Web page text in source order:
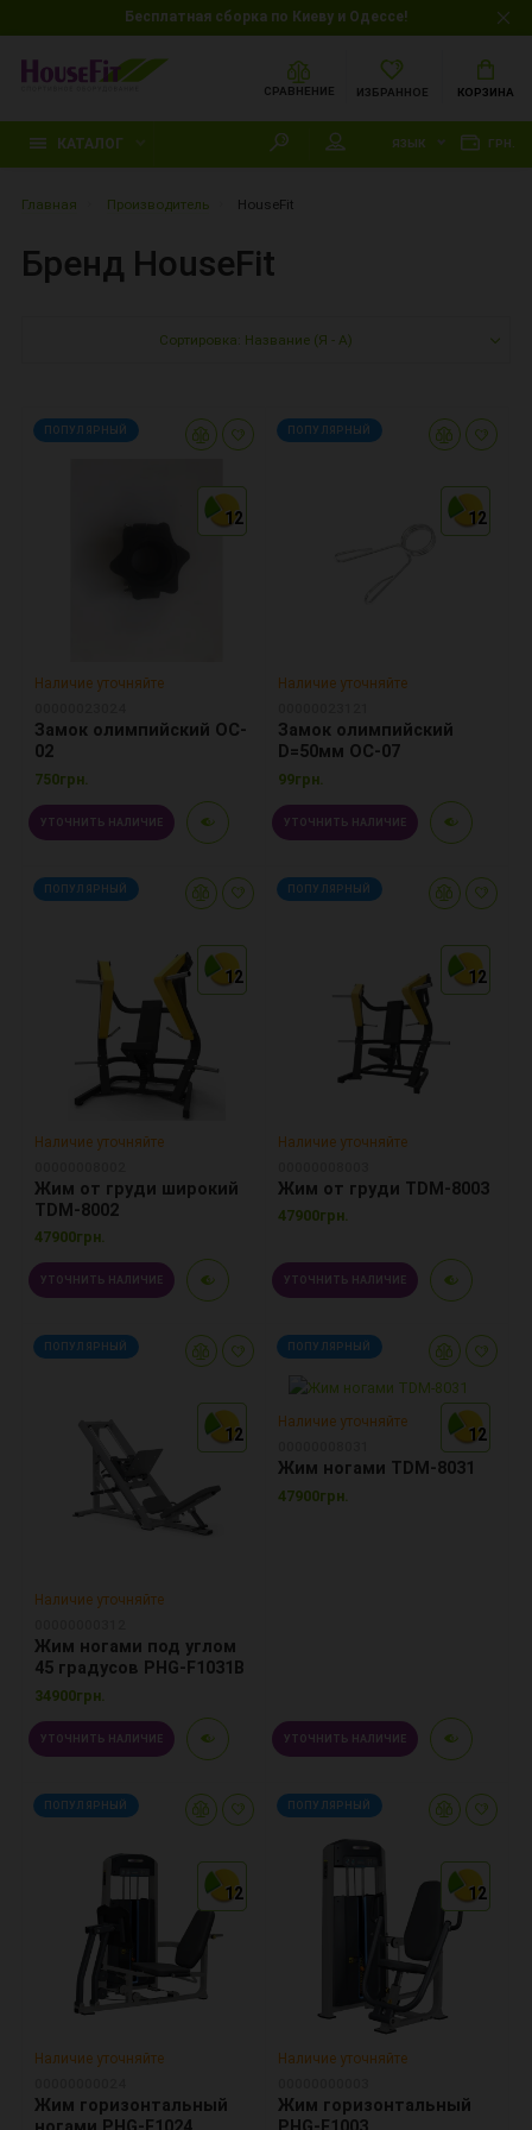
Бесплатная сборка по Киеву и Одессе!
СРАВНЕНИЕ ИЗБРАННОЕ КОРЗИНА
КАТАЛОГ ЯЗЫК ГРН.
Главная Производитель HouseFit
Бренд HouseFit
Сортировка: Название (Я - А)
12
12
12
ПОПУЛЯРНЫЙ
Наличие уточняйте
Замок олимпийский OC-
02
750грн.
УТОЧНИТЬ НАЛИЧИЕ
12
12
12
ПОПУЛЯРНЫЙ
Наличие уточняйте
Замок олимпийский
D=50мм OC-07
99грн.
УТОЧНИТЬ НАЛИЧИЕ
12
12
12
ПОПУЛЯРНЫЙ
Наличие уточняйте
Жим от груди широкий
TDM-8002
47900грн.
УТОЧНИТЬ НАЛИЧИЕ
12
12
12
ПОПУЛЯРНЫЙ
Наличие уточняйте
Жим от груди TDM-8003
47900грн.
УТОЧНИТЬ НАЛИЧИЕ
12
12
12
ПОПУЛЯРНЫЙ
Наличие уточняйте
Жим ногами под углом
45 градусов PHG-F1031B
34900грн.
УТОЧНИТЬ НАЛИЧИЕ
12
12
12
ПОПУЛЯРНЫЙ
Наличие уточняйте
Жим ногами TDM-8031
47900грн.
УТОЧНИТЬ НАЛИЧИЕ
12
12
12
ПОПУЛЯРНЫЙ
Наличие уточняйте
Жим горизонтальный
12
12
12
ПОПУЛЯРНЫЙ
Наличие уточняйте
Жим горизонтальный